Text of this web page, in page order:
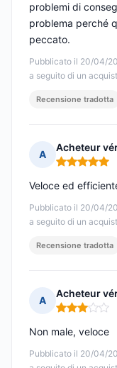
Pubblicato il 20/04/
a seguito di un
problemi di
problema perché
peccato.
Recensione tradotta
A
Acheteur
Nota: 5 su 5
Pubblicato il 20/04/
a seguito di un
Veloce ed
Recensione tradotta
A
Acheteur
Nota: 3 su 5
Pubblicato il 20/04/
Non male, veloce